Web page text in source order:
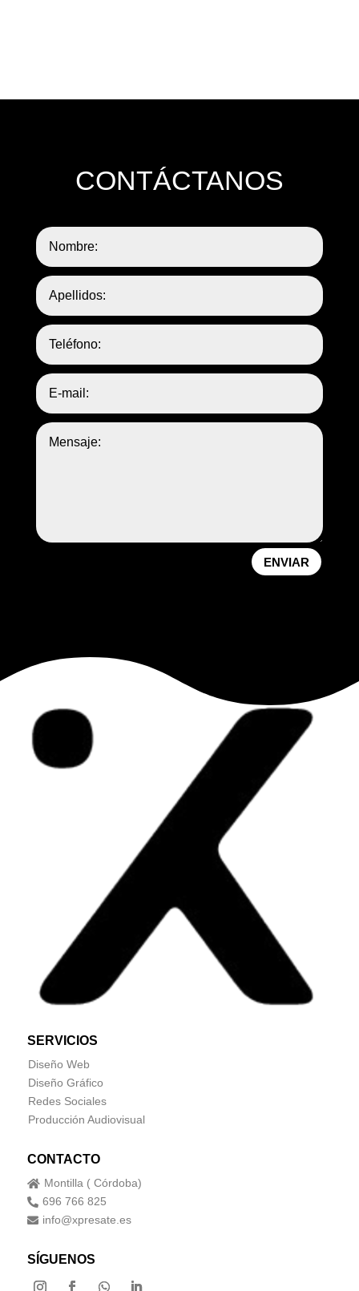
CONTÁCTANOS
ENVIAR
SERVICIOS
Diseño Web
Diseño Gráfico
Redes Sociales
Producción Audiovisual
CONTACTO
 Montilla ( Córdoba)
 696 766 825
 info@xpresate.es
SÍGUENOS